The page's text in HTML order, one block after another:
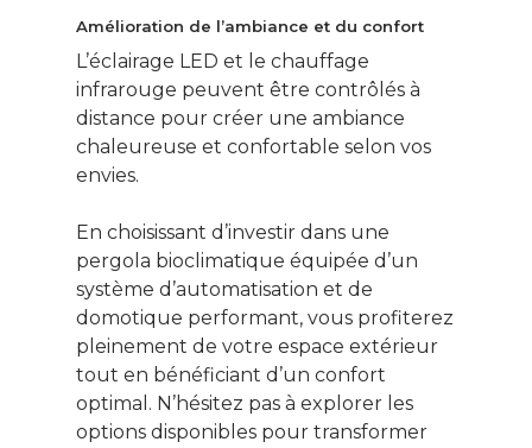
Amélioration de l’ambiance et du confort
L’éclairage LED et le chauffage
infrarouge peuvent être contrôlés à
distance pour créer une ambiance
chaleureuse et confortable selon vos
envies.
En choisissant d’investir dans une
pergola bioclimatique équipée d’un
système d’automatisation et de
domotique performant, vous profiterez
pleinement de votre espace extérieur
tout en bénéficiant d’un confort
optimal. N’hésitez pas à explorer les
options disponibles pour transformer